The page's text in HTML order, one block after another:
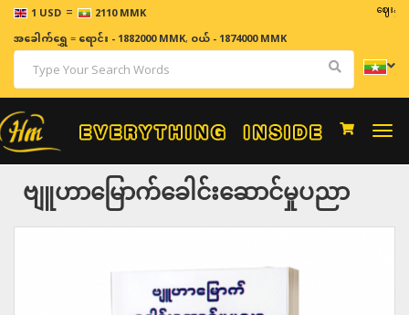
1 USD = 2110 MMK ဈေးနှုန်းမ
အခေါက်ရွှေ=ရောင်း - 1882000 MMK, ဝယ် - 1874000 MMK
ဗျူဟာမြောက်ခေါင်းဆောင်မှုပညာ